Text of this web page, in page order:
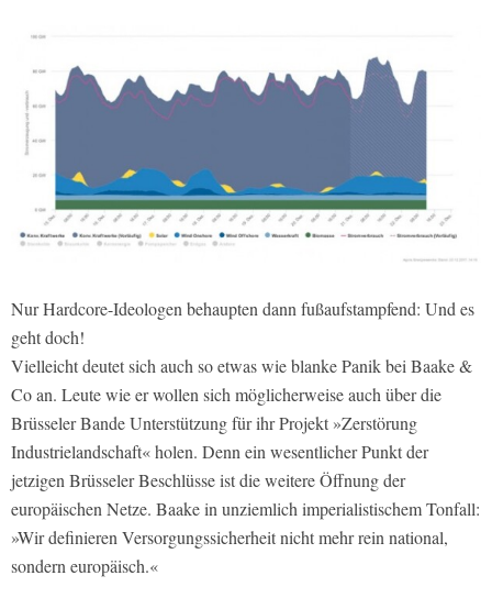
Nur Hardcore-Ideologen behaupten dann fußaufstampfend: Und es
geht doch!
Vielleicht deutet sich auch so etwas wie blanke Panik bei Baake &
Co an. Leute wie er wollen sich möglicherweise auch über die
Brüsseler Bande Unterstützung für ihr Projekt »Zerstörung
Industrielandschaft« holen. Denn ein wesentlicher Punkt der
jetzigen Brüsseler Beschlüsse ist die weitere Öffnung der
europäischen Netze. Baake in unziemlich imperialistischem Tonfall:
»Wir definieren Versorgungssicherheit nicht mehr rein national,
sondern europäisch.«